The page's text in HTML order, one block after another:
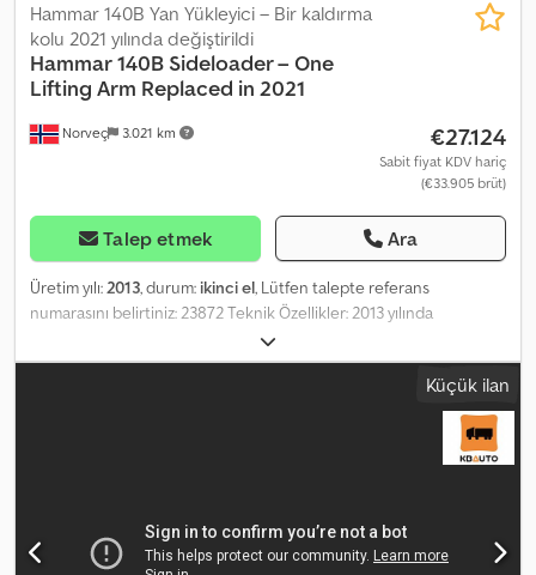
Norveç 3.021 km
Hammar 140B Yan Yükleyici – Bir kaldırma
kolu 2021 yılında değiştirildi
Hammar140B Sideloader – One
Lifting Arm Replaced in 2021
€27.124
Sabit fiyat KDV hariç
(€33.905 brüt)
Talep etmek Ara
Üretim yılı:2013, durum: ikinci el, Lütfen talepte referans
numarasını belirtiniz: 23872 Teknik Özellikler: 2013 yılında
üretilmiştir Ön salıncak 2021 yılında değiştirilmiştir. Uzaktan
kumanda 3,9 m erişim mesafesi Dwsdjzqk A Uspfx Adhoa 3 akslı
Volvo üzerine montajlı destek Teslime hazır. Boş ağırlık: 1 Model:
140B Sidelaster - Bir kol 2021 yılında değiştirildi = Ek Bilgiler =
Kullanım amacı: Yük taşımacılığı Daha fazla bilgi için lütfen ATS
Küçük ilan